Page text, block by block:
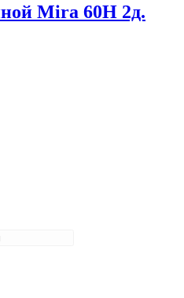
Mira 60Н 2д.